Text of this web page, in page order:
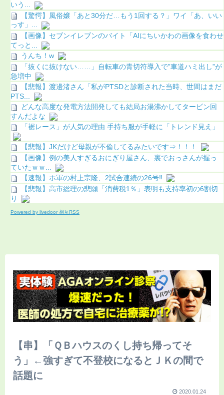
いう...
【驚愕】風俗嬢「あと30分だ…もう1回する？」ワイ「あ、いい
っす」...
【画像】セブンイレブンのバイト「AIにちいかわの画像を食わせ
てっと...
うんち！w
「抜くに抜けない……」自転車の青切符導入で”車道ハミ出し”が
急増中
【悲報】渡邊渚さん「私がPTSDと診断された当時、世間はまだ
PTS...
どんな高度な発電方法開発しても結局お湯沸かしてタービン回
すんだよな
「裾レース」が人気の理由 手持ち服が手軽に「トレンド見え」
【悲報】JKだけど母親が不倫してるみたいです⇒！！！
【画像】例の美人すぎるおにぎり屋さん、裏でおっさんが握っ
ていたｗｗ...
【速報】ホ軍の村上宗隆、2試合連続の26号‼
【悲報】高市総理の悲願「消費税1％」表明も支持率初の6割切
り
Powered by livedoor 相互RSS
【串】「ＱＢハウスのくし持ち帰ってそ
う」←強すぎて不登校になるとＪＫの間で
話題に
2020.01.24